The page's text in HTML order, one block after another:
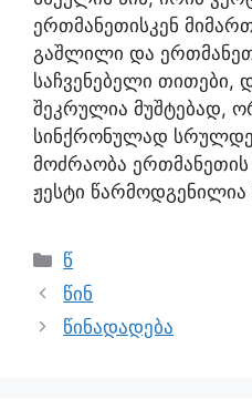
ერთმანეთისკენ
გაშლილი და
საჩვენებელი თითები,
შეკრულია მუშტებად,
სინქრონულად
მოძრაობა
ჟესტი
წ
წინ
წინადადება